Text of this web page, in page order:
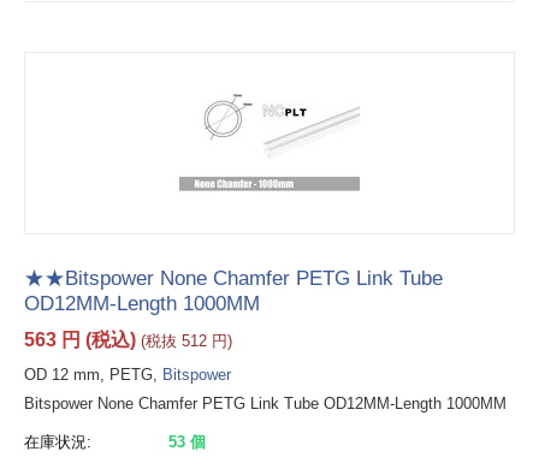
★★Bitspower None Chamfer PETG Link Tube
OD12MM-Length 1000MM
563 円 (税込) (税抜 512 円)
OD 12 mm, PETG, Bitspower
Bitspower None Chamfer PETG Link Tube OD12MM-Length 1000MM
在庫状況: 53 個